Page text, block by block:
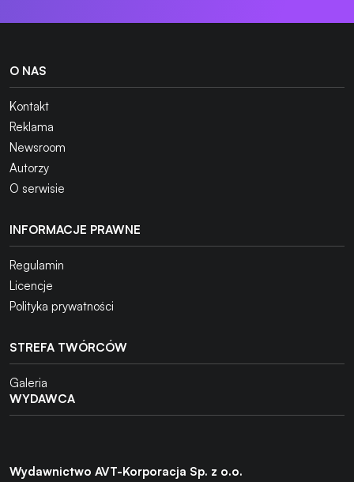
O NAS
Kontakt
Reklama
Newsroom
Autorzy
O serwisie
INFORMACJE PRAWNE
Regulamin
Licencje
Polityka prywatności
STREFA TWÓRCÓW
Galeria
WYDAWCA
Wydawnictwo AVT-Korporacja Sp. z o.o.